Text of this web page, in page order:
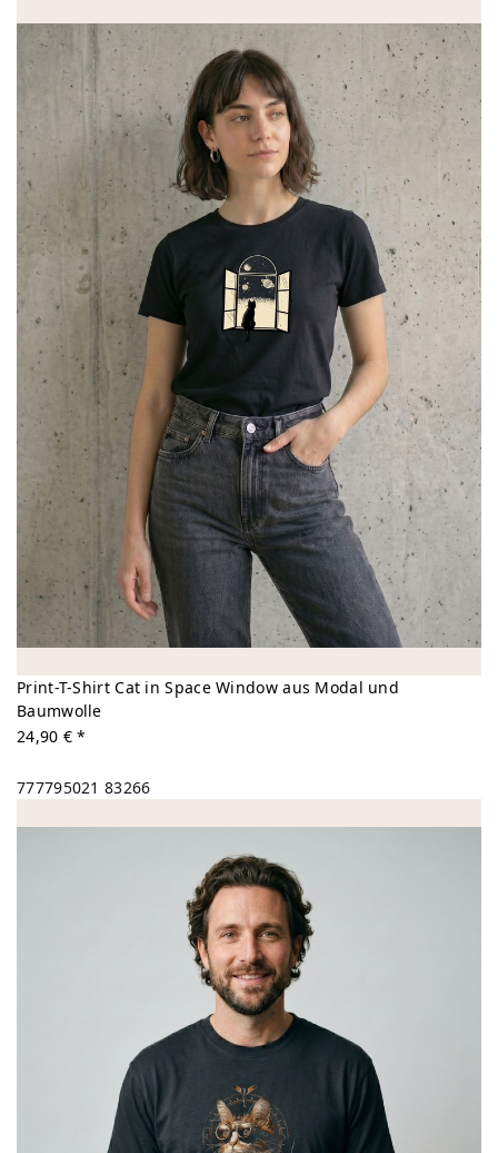
Print-T-Shirt Cat in Space Window aus Modal und
Baumwolle
24,90 € *
777795021 83266